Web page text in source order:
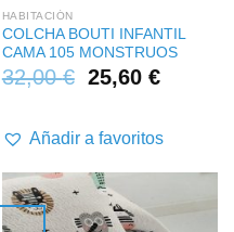
HABITACIÓN
COLCHA BOUTI INFANTIL
CAMA 105 MONSTRUOS
32,00€ 25,60 €
Añadir a favoritos